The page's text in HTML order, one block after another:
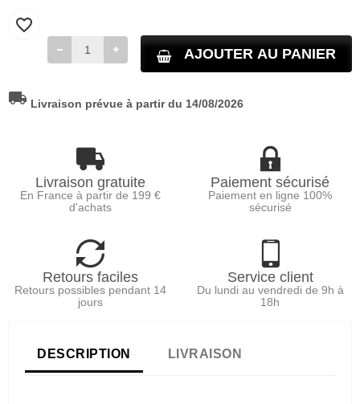
AJOUTER AU PANIER
favorite_border
local_shipping Livraison prévue à partir du 14/08/2026
Livraison gratuite
En France à partir de 199 €
d'achats
Paiement sécurisé
Paiement en ligne 100%
sécurisé
Retours faciles
Retours possibles pendant 14
jours
Service client
Du lundi au vendredi de 9h à
18h
DESCRIPTION LIVRAISON